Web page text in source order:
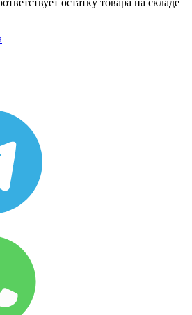
остатку товара на складе